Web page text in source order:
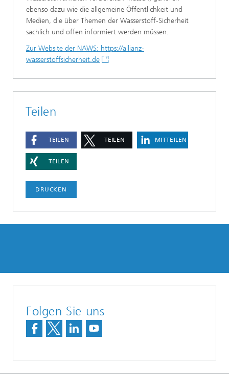
ebenso dazu wie die allgemeine Öffentlichkeit und
Medien, die über Themen der Wasserstoff-Sicherheit
sachlich und offen informiert werden müssen.
Zur Website der NAWS: https://allianz-
wasserstoffsicherheit.de
Teilen
TEILEN TEILEN MITTEILEN
TEILEN
DRUCKEN
Folgen Sie uns